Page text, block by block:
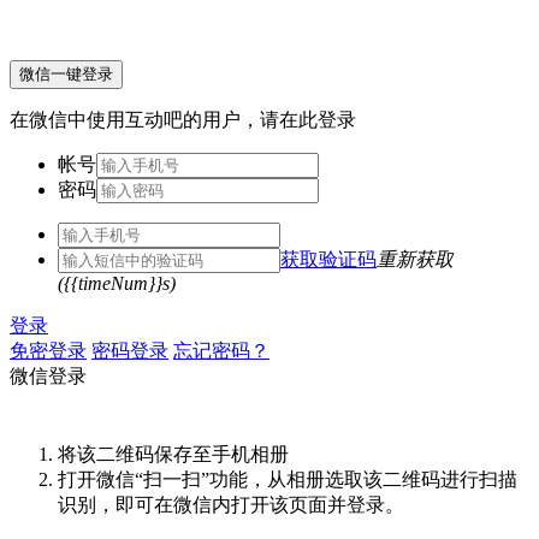
微信一键登录
在微信中使用互动吧的用户，请在此登录
帐号
密码
获取验证码重新获取
({{timeNum}}s)
登录
免密登录 密码登录 忘记密码？
微信登录
将该二维码保存至手机相册
打开微信“扫一扫”功能，从相册选取该二维码进行扫描
识别，即可在微信内打开该页面并登录。